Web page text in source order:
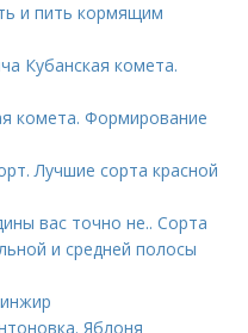
и пить кормящим
Кубанская комета.
комета. Формирование
Лучшие сорта красной
вас точно не.. Сорта
и средней полосы
Яблоня